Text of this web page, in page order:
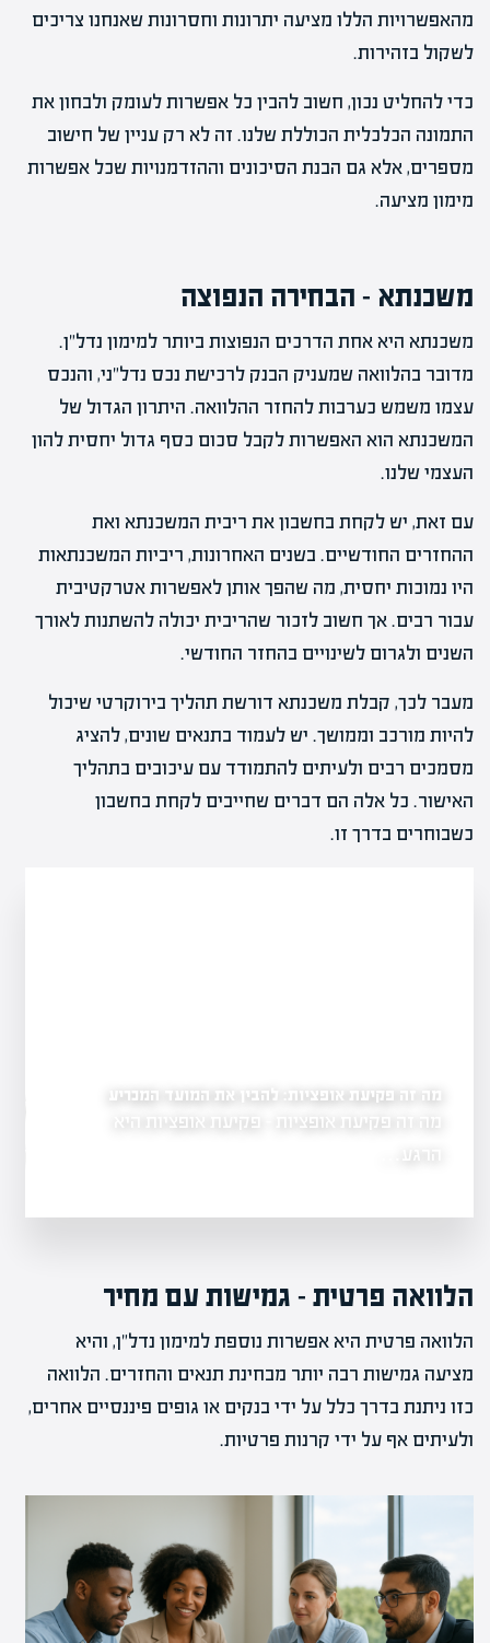
מהאפשרויות הללו מציעה יתרונות וחסרונות שאנחנו צריכים
לשקול בזהירות.
כדי להחליט נכון, חשוב להבין כל אפשרות לעומק ולבחון את
התמונה הכלכלית הכוללת שלנו. זה לא רק עניין של חישוב
מספרים, אלא גם הבנת הסיכונים וההזדמנויות שכל אפשרות
מימון מציעה.
משכנתא – הבחירה הנפוצה
משכנתא היא אחת הדרכים הנפוצות ביותר למימון נדל"ן.
מדובר בהלוואה שמעניק הבנק לרכישת נכס נדל"ני, והנכס
עצמו משמש כערבות להחזר ההלוואה. היתרון הגדול של
המשכנתא הוא האפשרות לקבל סכום כסף גדול יחסית להון
העצמי שלנו.
עם זאת, יש לקחת בחשבון את ריבית המשכנתא ואת
ההחזרים החודשיים. בשנים האחרונות, ריביות המשכנתאות
היו נמוכות יחסית, מה שהפך אותן לאפשרות אטרקטיבית
עבור רבים. אך חשוב לזכור שהריבית יכולה להשתנות לאורך
השנים ולגרום לשינויים בהחזר החודשי.
מעבר לכך, קבלת משכנתא דורשת תהליך בירוקרטי שיכול
להיות מורכב וממושך. יש לעמוד בתנאים שונים, להציג
מסמכים רבים ולעיתים להתמודד עם עיכובים בתהליך
האישור. כל אלה הם דברים שחייבים לקחת בחשבון
כשבוחרים בדרך זו.
המהווה
מה זה פקיעת אופציות: להבין את המועד המכריע
מה זה פקיעת אופציות - פקיעת אופציות היא
מה זה אופציות בשוק
הלוואה פרטית – גמישות עם מחיר
הלוואה פרטית היא אפשרות נוספת למימון נדל"ן, והיא
מציעה גמישות רבה יותר מבחינת תנאים והחזרים. הלוואה
כזו ניתנת בדרך כלל על ידי בנקים או גופים פיננסיים אחרים,
ולעיתים אף על ידי קרנות פרטיות.